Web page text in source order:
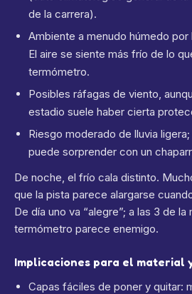
de la carrera).
Ambiente a menudo húmedo por
El aire se siente más frío de lo
termómetro.
Posibles ráfagas de viento,
estadio suele haber cierta
Riesgo moderado de lluvia
puede sorprender con un
De noche, el frío cala distinto.
que la pista parece alargarse
De día uno va “alegre”; a las 3 de la
termómetro parece enemigo.
Implicaciones para el material
Capas fáciles de poner y quitar: